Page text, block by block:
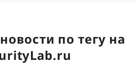
по тегу на